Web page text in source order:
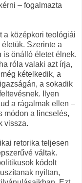
– fogalmazta
a középkori teológiái
Szerinte a
is önálló életet élnek.
róla valaki azt írja,
kételkedik, a
a sokadik
Ilyen
a rágalmak ellen –
módon a lincselés,
vissza.
retorika teljesen
váltak.
kódolt
nyíltan,